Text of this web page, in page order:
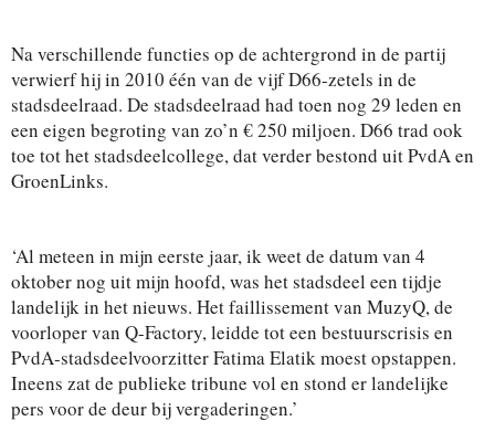
Na verschillende functies op de achtergrond in de partij
verwierf hij in 2010 één van de vijf D66-zetels in de
stadsdeelraad. De stadsdeelraad had toen nog 29 leden en
een eigen begroting van zo’n € 250 miljoen. D66 trad ook
toe tot het stadsdeelcollege, dat verder bestond uit PvdA en
GroenLinks.
‘Al meteen in mijn eerste jaar, ik weet de datum van 4
oktober nog uit mijn hoofd, was het stadsdeel een tijdje
landelijk in het nieuws. Het faillissement van MuzyQ, de
voorloper van Q-Factory, leidde tot een bestuurscrisis en
PvdA-stadsdeelvoorzitter Fatima Elatik moest opstappen.
Ineens zat de publieke tribune vol en stond er landelijke
pers voor de deur bij vergaderingen.’